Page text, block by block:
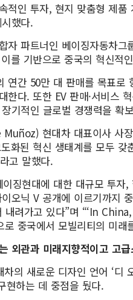
적인 투자, 현지 맞춤형 제
했다.
자 파트너인 베이징자동차
를 기반으로 중국의 혁신적
연간 50만 대 판매를 목표로
한다. 또한 EV 판매·서비스
기적인 글로벌 경쟁력을 확
현대차 대표이사 사
화된 혁신 생태계를 모두
고 말했다.
징현대에 대한 대규모 투
오닉 V 공개에 이르기까지
내려가고 있다”며 “‘In
로 중국에서 모빌리티의 미
외관과 미래지향적이고 고
차의 새로운 디자인 언어 ‘
현하는 데 중점을 뒀다.